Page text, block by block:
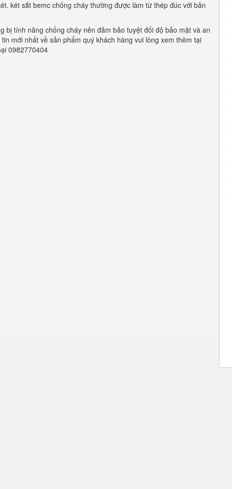
két sắt bemc chống cháy thường được làm từ thép đúc với bản
bị tính năng chống cháy nên đảm bảo tuyệt đối độ bảo mật và an
mới nhất về sản phẩm quý khách hàng vui lòng xem thêm tại
0982770404